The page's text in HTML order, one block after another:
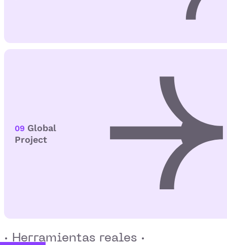
09 Global
Project
· Herramientas reales ·